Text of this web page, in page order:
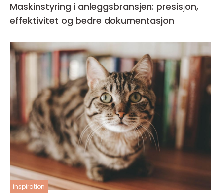
Maskinstyring i anleggsbransjen: presisjon,
effektivitet og bedre dokumentasjon
inspiration